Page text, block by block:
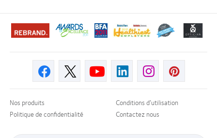
Learn
more
»,
2012
Learn
more
d’excellence
décerné
par
Learn
more
Best
Factory
Awards
Learn
more
Healthiest
Employers
in
Bay
Area
2012
Learn
more
Companies
for
»,
2012
2010
Learn
more
Lens
Product
Nos produits
Politique de confidentialité
Conditions d’utilisation
Contactez nous